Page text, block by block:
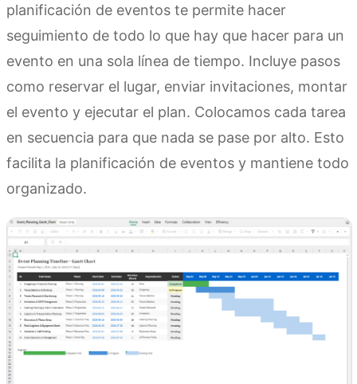
planificación de eventos te permite hacer
seguimiento de todo lo que hay que hacer para un
evento en una sola línea de tiempo. Incluye pasos
como reservar el lugar, enviar invitaciones, montar
el evento y ejecutar el plan. Colocamos cada tarea
en secuencia para que nada se pase por alto. Esto
facilita la planificación de eventos y mantiene todo
organizado.